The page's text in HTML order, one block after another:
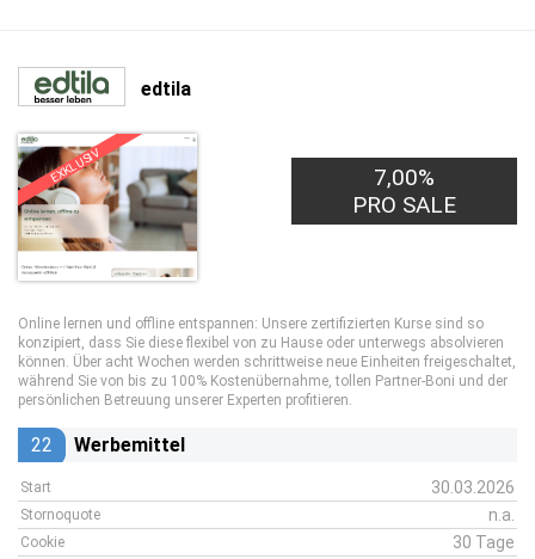
edtila
EXKLUSIV
7,00%
PRO SALE
Online lernen und offline entspannen: Unsere zertifizierten Kurse sind so
konzipiert, dass Sie diese flexibel von zu Hause oder unterwegs absolvieren
können. Über acht Wochen werden schrittweise neue Einheiten freigeschaltet,
während Sie von bis zu 100% Kostenübernahme, tollen Partner-Boni und der
persönlichen Betreuung unserer Experten profitieren.
22 Werbemittel
Start 30.03.2026
Stornoquote n.a.
Cookie 30 Tage